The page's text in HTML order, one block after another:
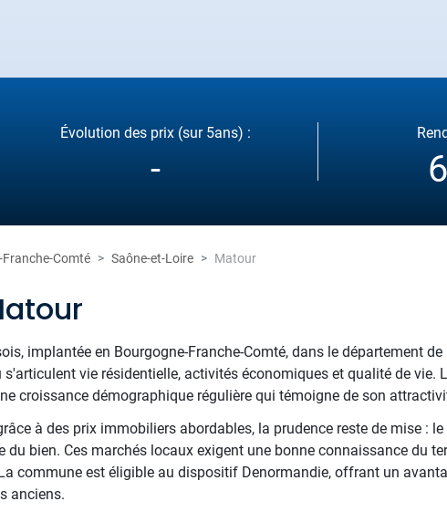
Évolution des prix (sur 5ans) :
-
Comté Saône-et-Loire Matour
implantée en Bourgogne-Franche-Comté, dans le département de
vie résidentielle, activités économiques et qualité de vie.
croissance démographique régulière qui témoigne de son
à des prix immobiliers abordables, la prudence reste de mise :
du bien. Ces marchés locaux exigent une bonne connaissance du
commune est éligible au dispositif Denormandie, offrant un
anciens.